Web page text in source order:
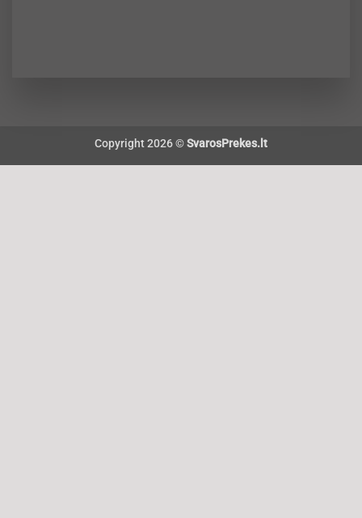
Copyright 2026 ©SvarosPrekes.lt